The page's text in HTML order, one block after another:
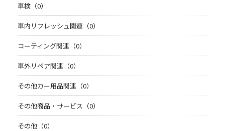
車検（0）
車内リフレッシュ関連（0）
コーティング関連（0）
車外リペア関連（0）
その他カー用品関連（0）
その他商品・サービス（0）
その他（0）